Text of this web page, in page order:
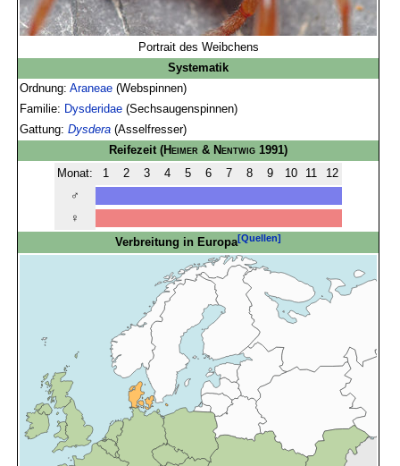
Portrait des Weibchens
Systematik
Ordnung:Araneae (Webspinnen)
Familie: Dysderidae (Sechsaugenspinnen)
Gattung:Dysdera (Asselfresser)
Reifezeit(Heimer & Nentwig 1991)
Monat:
1 2 3 4 5 6 7 8 9 10 11
12
♂
♀
Verbreitung in Europa[Quellen]